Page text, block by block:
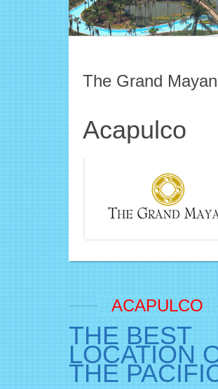
The Grand Mayan
Acapulco
ACAPULCO
THE BEST
LOCATION
THE